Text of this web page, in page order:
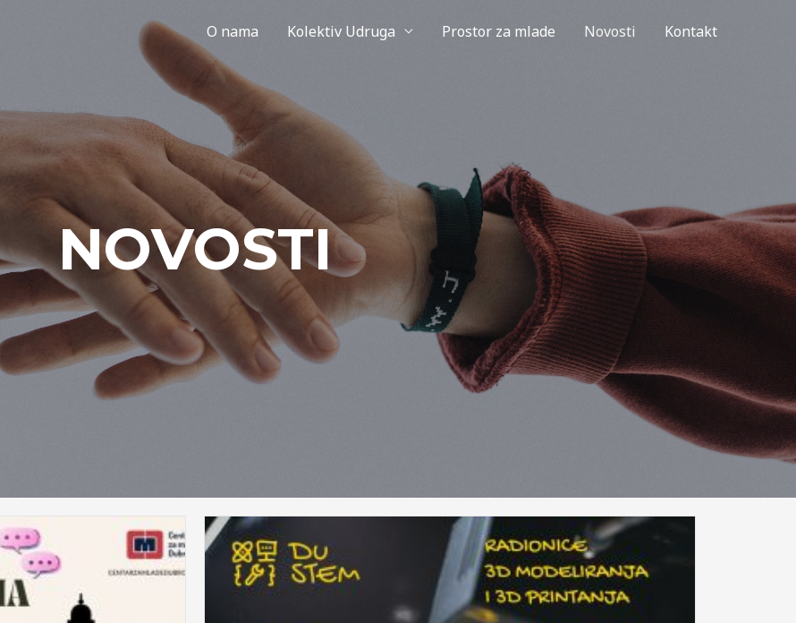
O nama Kolektiv Udruga Prostor za mlade Novosti Kontakt
NOVOSTI